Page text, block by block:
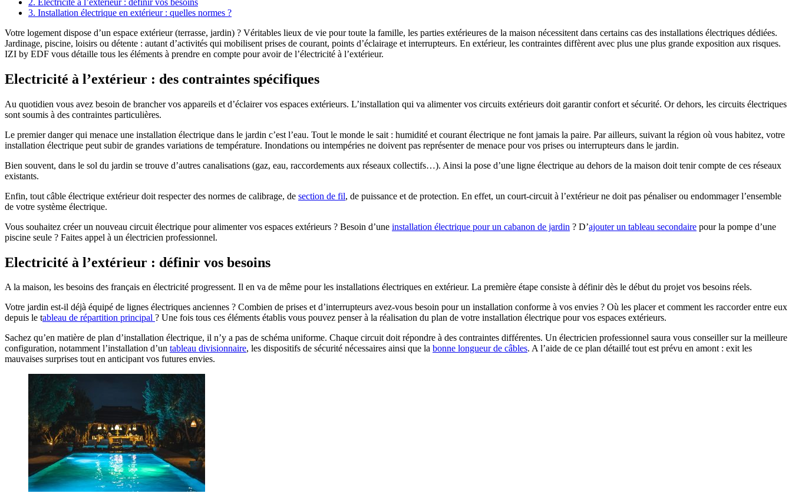
3. Installation électrique en extérieur : quelles normes ?
Votre logement dispose d’un espace extérieur (terrasse, jardin) ? Véritables lieux de vie pour toute la famille, les parties extérieures de la maison nécessitent dans certains cas des installations électriques dédiées.
Jardinage, piscine, loisirs ou détente : autant d’activités qui mobilisent prises de courant, points d’éclairage et interrupteurs. En extérieur, les contraintes diffèrent avec plus une plus grande exposition aux risques.
IZI by EDF vous détaille tous les éléments à prendre en compte pour avoir de l’électricité à l’extérieur.
Electricité à l’extérieur : des contraintes spécifiques
Au quotidien vous avez besoin de brancher vos appareils et d’éclairer vos espaces extérieurs. L’installation qui va alimenter vos circuits extérieurs doit garantir confort et sécurité. Or dehors, les circuits électriques
sont soumis à des contraintes particulières.
Le premier danger qui menace une installation électrique dans le jardin c’est l’eau. Tout le monde le sait : humidité et courant électrique ne font jamais la paire. Par ailleurs, suivant la région où vous habitez, votre
installation électrique peut subir de grandes variations de température. Inondations ou intempéries ne doivent pas représenter de menace pour vos prises ou interrupteurs dans le jardin.
Bien souvent, dans le sol du jardin se trouve d’autres canalisations (gaz, eau, raccordements aux réseaux collectifs…). Ainsi la pose d’une ligne électrique au dehors de la maison doit tenir compte de ces réseaux
existants.
Enfin, tout câble électrique extérieur doit respecter des normes de calibrage, de section de fil, de puissance et de protection. En effet, un court-circuit à l’extérieur ne doit pas pénaliser ou endommager l’ensemble
de votre système électrique.
Vous souhaitez créer un nouveau circuit électrique pour alimenter vos espaces extérieurs ? Besoin d’une installation électrique pour un cabanon de jardin ? D’ajouter un tableau secondaire pour la pompe d’une
piscine seule ? Faites appel à un électricien professionnel.
Electricité à l’extérieur : définir vos besoins
A la maison, les besoins des français en électricité progressent. Il en va de même pour les installations électriques en extérieur. La première étape consiste à définir dès le début du projet vos besoins réels.
Votre jardin est-il déjà équipé de lignes électriques anciennes ? Combien de prises et d’interrupteurs avez-vous besoin pour un installation conforme à vos envies ? Où les placer et comment les raccorder entre eux
depuis le tableau de répartition principal ? Une fois tous ces éléments établis vous pouvez penser à la réalisation du plan de votre installation électrique pour vos espaces extérieurs.
Sachez qu’en matière de plan d’installation électrique, il n’y a pas de schéma uniforme. Chaque circuit doit répondre à des contraintes différentes. Un électricien professionnel saura vous conseiller sur la meilleure
configuration, notamment l’installation d’un tableau divisionnaire, les dispositifs de sécurité nécessaires ainsi que la bonne longueur de câbles. A l’aide de ce plan détaillé tout est prévu en amont : exit les
mauvaises surprises tout en anticipant vos futures envies.